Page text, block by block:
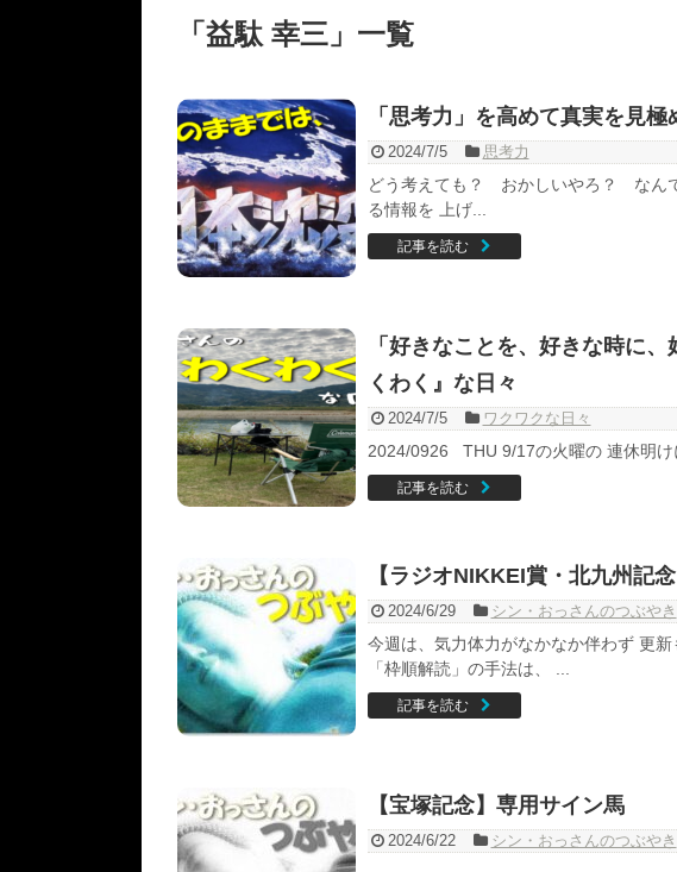
「 益駄 幸三 」 一覧
「思考力」を高めて真実を見極
2024/7/5 思考力
どう考えても？ おかしいやろ？ なん
る情報を 上げ...
記事を読む
「好きなことを、好きな時に
くわく』な日々
2024/7/5 ワクワクな日々
2024/0926 THU 9/17の火曜の 連休明け
記事を読む
【ラジオNIKKEI賞・北九州記
2024/6/29 シン・おっさんのつぶやき
今週は、気力体力がなかなか伴わず 更
「枠順解読」の手法は、 ...
記事を読む
【宝塚記念】専用サイン馬
2024/6/22 シン・おっさんのつぶやき